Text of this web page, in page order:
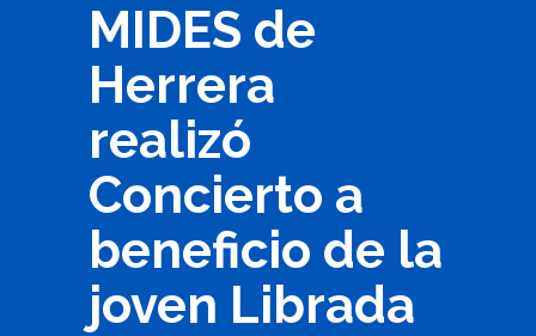
MIDES de
Herrera
realizó
Concierto a
beneficio de la
joven Librada